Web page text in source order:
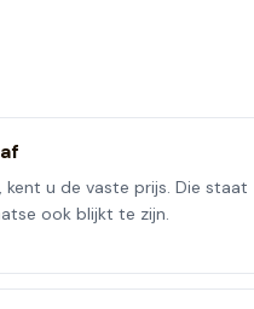
u de vaste prijs. Die staat
ook blijkt te zijn.